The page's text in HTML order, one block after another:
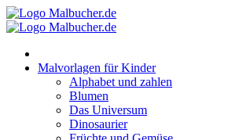
Zum
Inhalt
Malvorlagen für Kinder
Alphabet und zahlen
Blumen
Das Universum
Dinosaurier